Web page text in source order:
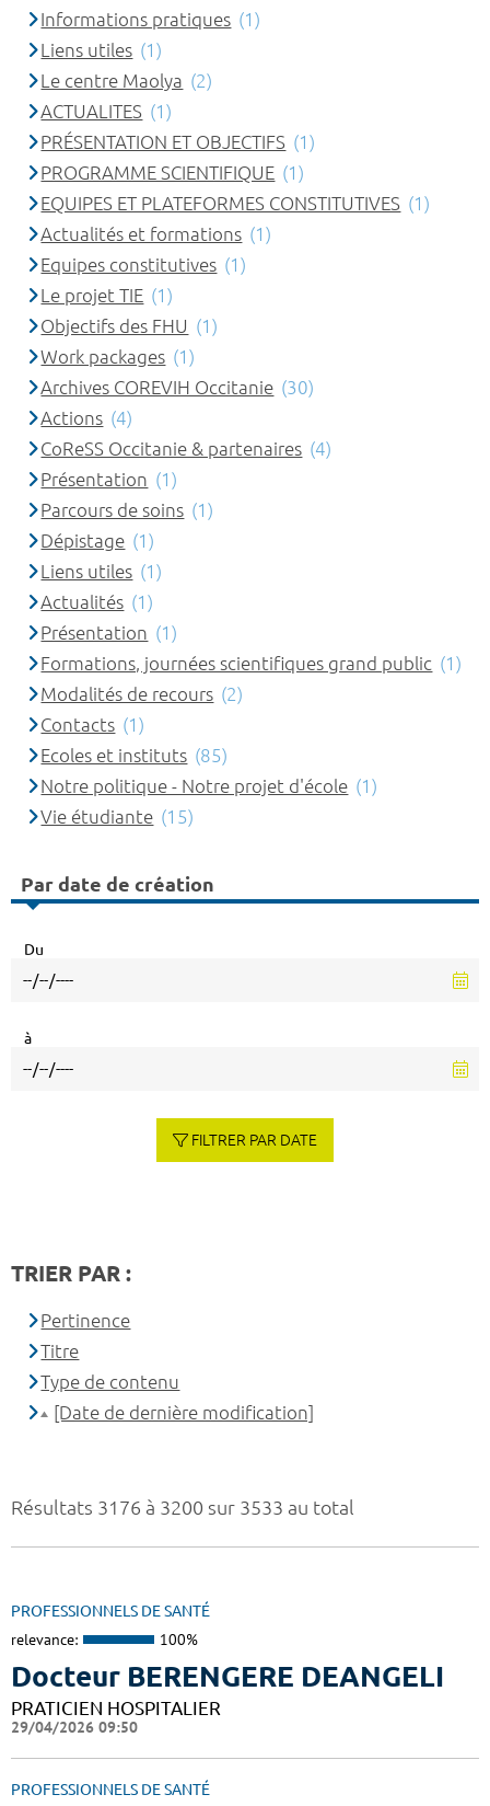
Résultats 3176 à 3200 sur 3533 au total
PROFESSIONNELS DE SANTÉ
relevance: 100%
Docteur BERENGERE DEANGELI
PRATICIEN HOSPITALIER
29/04/2026 09:50
PROFESSIONNELS DE SANTÉ
Informations pratiques (1)
Liens utiles (1)
Le centre Maolya (2)
ACTUALITES (1)
PRÉSENTATION ET OBJECTIFS (1)
PROGRAMME SCIENTIFIQUE (1)
EQUIPES ET PLATEFORMES CONSTITUTIVES (1)
Actualités et formations (1)
Equipes constitutives (1)
Le projet TIE (1)
Objectifs des FHU (1)
Work packages (1)
Archives COREVIH Occitanie (30)
Actions (4)
CoReSS Occitanie & partenaires (4)
Présentation (1)
Parcours de soins (1)
Dépistage (1)
Liens utiles (1)
Actualités (1)
Présentation (1)
Formations, journées scientifiques grand public (1)
Modalités de recours (2)
Contacts (1)
Ecoles et instituts (85)
Notre politique - Notre projet d'école (1)
Vie étudiante (15)
Par date de création
Du
à
FILTRER PAR DATE
TRIER PAR :
Pertinence
Titre
Type de contenu
[Date de dernière modification]